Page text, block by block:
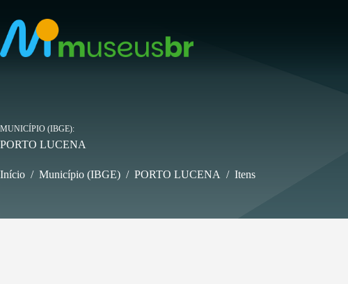
para
conteúdo
MUNICÍPIO (IBGE)
PORTO LUCENA
Início / Município (IBGE) / PORTO LUCENA / Itens